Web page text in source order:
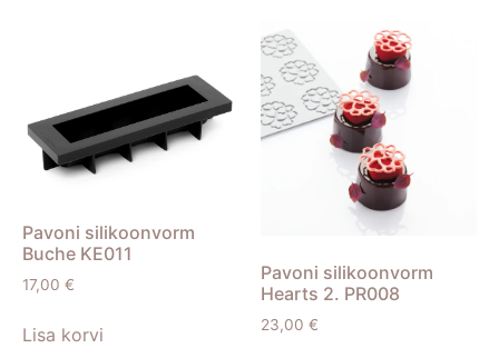
Pavoni silikoonvorm
Buche KE011
17,00 €
Lisa korvi
Pavoni silikoonvorm
Hearts 2. PR008
23,00 €